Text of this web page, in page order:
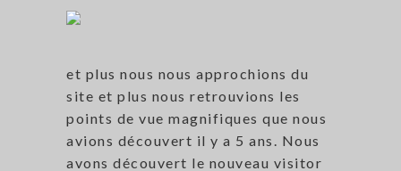
et plus nous nous approchions du
site et plus nous retrouvions les
points de vue magnifiques que nous
avions découvert il y a 5 ans. Nous
avons découvert le nouveau visitor